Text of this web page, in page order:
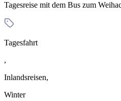
Tagesreise mit dem Bus zum
Tagesfahrt
,
Inlandsreisen,
Winter